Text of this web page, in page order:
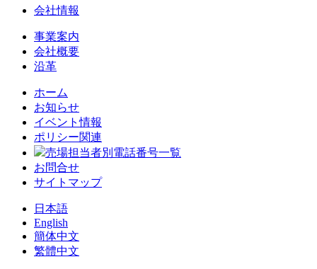
会社情報
事業案内
会社概要
沿革
ホーム
お知らせ
イベント情報
ポリシー関連
売場担当者別電話番号一覧
お問合せ
サイトマップ
日本語
English
簡体中文
繁體中文